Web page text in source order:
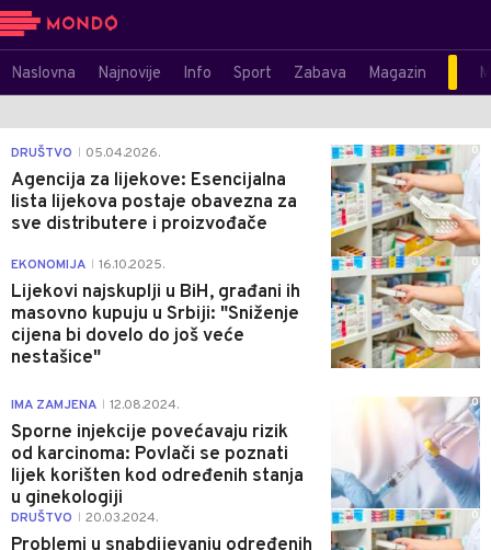
Naslovna Najnovije Info Sport Zabava Magazin
DRUŠTVO 05.04.2026.
Agencija za lijekove: Esencijalna
lista lijekova postaje obavezna za
sve distributere i proizvođače
0
EKONOMIJA 16.10.2025.
Lijekovi najskuplji u BiH, građani ih
masovno kupuju u Srbiji: "Sniženje
cijena bi dovelo do još veće
nestašice"
0
IMA ZAMJENA 12.08.2024.
Sporne injekcije povećavaju rizik
od karcinoma: Povlači se poznati
lijek korišten kod određenih stanja
u ginekologiji
0
DRUŠTVO 20.03.2024. 0